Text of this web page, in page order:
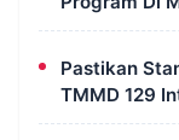
Pastikan
TMMD 129
Wanam